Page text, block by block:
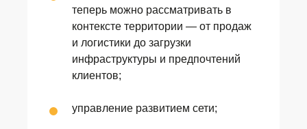
теперь можно рассматривать в
контексте территории — от продаж
и логистики до загрузки
инфраструктуры и предпочтений
клиентов;
управление развитием сети;